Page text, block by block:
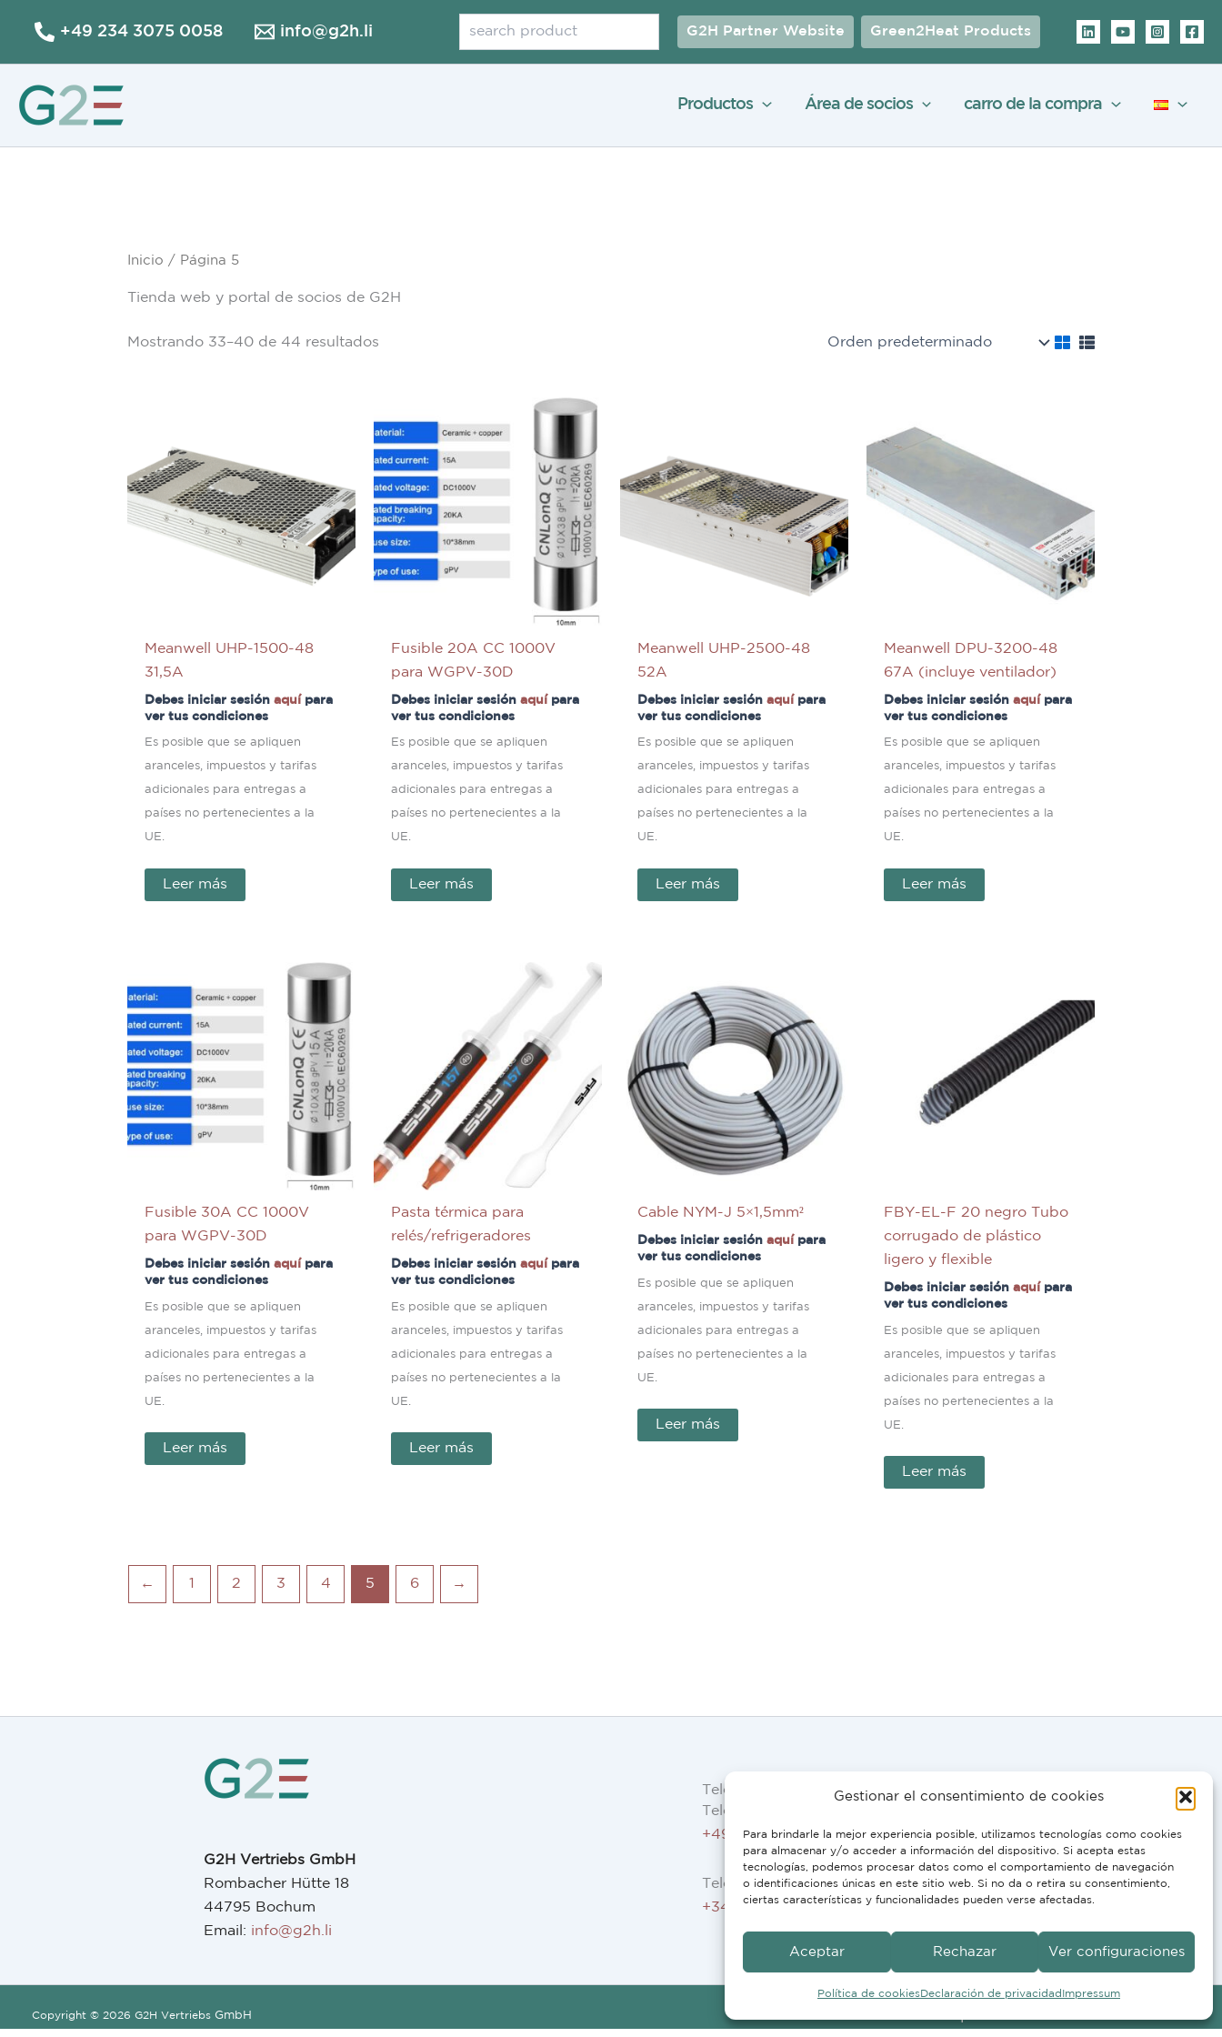
Gestionar el consentimiento de cookies
Para brindarle la mejor experiencia posible, utilizamos tecnologías como cookies
para almacenar y/o acceder a información del dispositivo. Si acepta estas
tecnologías, podemos procesar datos como el comportamiento de navegación
o identificaciones únicas en este sitio web. Si no da o retira su consentimiento,
ciertas características y funcionalidades pueden verse afectadas.
Aceptar Rechazar Ver configuraciones
Política de cookiesDeclaración de privacidad Impressum
+49 234 3075 0058 info@g2h.li G2H Partner Website Green2Heat Products
Productos Área de socios carro de la compra
Inicio / Página 5
Tienda web y portal de socios de G2H
Mostrando 33–40 de 44 resultados
Meanwell UHP-1500-48
31,5A
Debes iniciar sesiónaquípara
ver tus condiciones
Es posible que se apliquen
aranceles, impuestos y tarifas
adicionales para entregas a
países no pertenecientes a la
UE.
Leer más
Fusible 20A CC 1000V
para WGPV-30D
Debes iniciar sesiónaquípara
ver tus condiciones
Es posible que se apliquen
aranceles, impuestos y tarifas
adicionales para entregas a
países no pertenecientes a la
UE.
Leer más
Meanwell UHP-2500-48
52A
Debes iniciar sesiónaquípara
ver tus condiciones
Es posible que se apliquen
aranceles, impuestos y tarifas
adicionales para entregas a
países no pertenecientes a la
UE.
Leer más
Meanwell DPU-3200-48
67A (incluye ventilador)
Debes iniciar sesiónaquípara
ver tus condiciones
Es posible que se apliquen
aranceles, impuestos y tarifas
adicionales para entregas a
países no pertenecientes a la
UE.
Leer más
Fusible 30A CC 1000V
para WGPV-30D
Debes iniciar sesiónaquí para
ver tus condiciones
Es posible que se apliquen
aranceles, impuestos y tarifas
adicionales para entregas a
países no pertenecientes a la
UE.
Leer más
Pasta térmica para
relés/refrigeradores
Debes iniciar sesiónaquí para
ver tus condiciones
Es posible que se apliquen
aranceles, impuestos y tarifas
adicionales para entregas a
países no pertenecientes a la
UE.
Leer más
Cable NYM-J 5×1,5mm²
Debes iniciar sesiónaquí para
ver tus condiciones
Es posible que se apliquen
aranceles, impuestos y tarifas
adicionales para entregas a
países no pertenecientes a la
UE.
Leer más
FBY-EL-F 20 negro Tubo
corrugado de plástico
ligero y flexible
Debes iniciar sesiónaquí para
ver tus condiciones
Es posible que se apliquen
aranceles, impuestos y tarifas
adicionales para entregas a
países no pertenecientes a la
UE.
Leer más
← 1 2 3 4 5 6 →
G2H Vertriebs GmbH
Rombacher Hütte 18
44795 Bochum
Email: info@g2h.li
Telefon
Telefon AT, DE:
+49 234 3075 0058
Telefon ES, FR, IT, PT:
+34 91 946 44 10
Copyright © 2026 G2H Vertriebs GmbH